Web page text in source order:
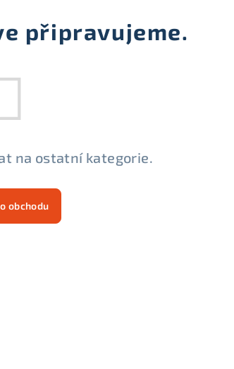
připravujeme.
na ostatní kategorie.
obchodu